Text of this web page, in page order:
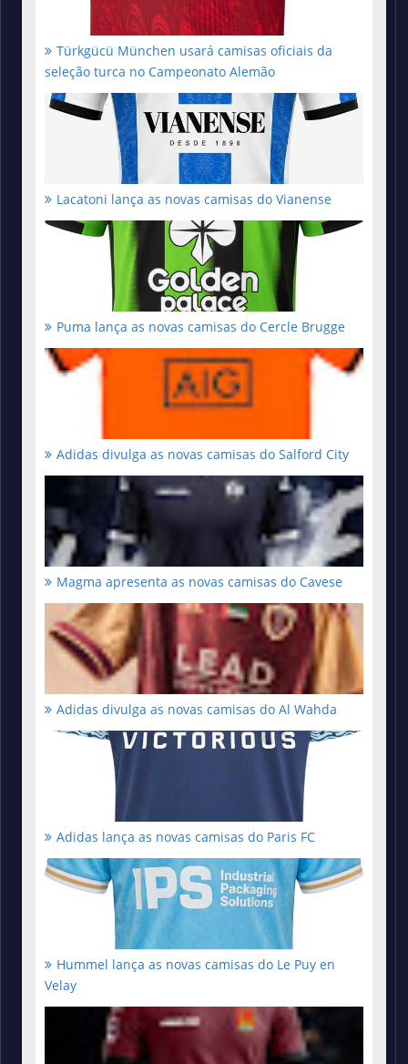
Türkgücü München usará camisas oficiais da
seleção turca no Campeonato Alemão
Lacatoni lança as novas camisas do Vianense
Puma lança as novas camisas do Cercle Brugge
Adidas divulga as novas camisas do Salford City
Magma apresenta as novas camisas do Cavese
Adidas divulga as novas camisas do Al Wahda
Adidas lança as novas camisas do Paris FC
Hummel lança as novas camisas do Le Puy en
Velay